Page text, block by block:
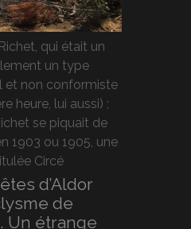
qui était un
un type
et non conformiste
heure, lui aussi) ;
se piquait de
1903 ou 1905, une
Circé
d’Aldor
de
Un étrange